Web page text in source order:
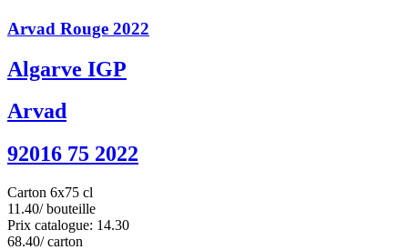
Arvad Rouge 2022
Algarve IGP
Arvad
92016 75 2022
Carton 6x75 cl
11.40/ bouteille
Prix catalogue: 14.30
68.40/ carton